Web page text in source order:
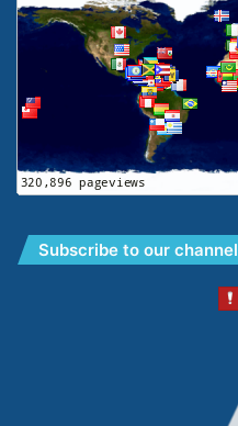
Subscribe to our channel